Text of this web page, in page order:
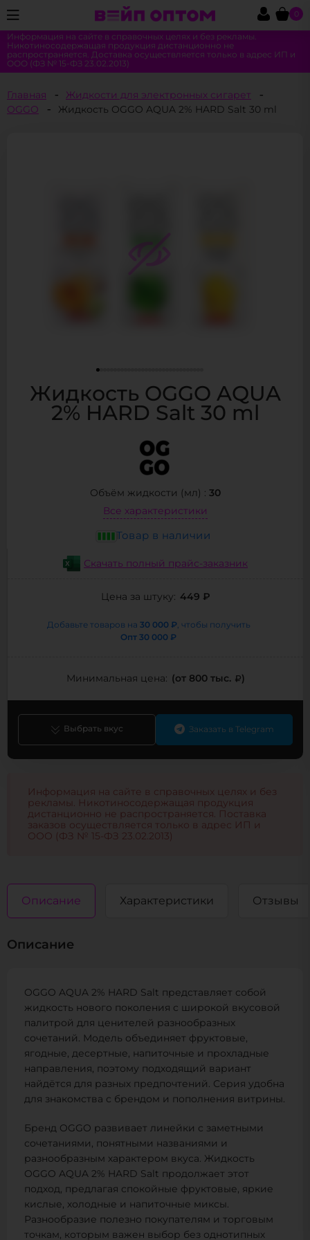
0
Информация на сайте в справочных целях и без рекламы.
Никотиносодержащая продукция дистанционно не
распространяется. Доставка осуществляется только в адрес ИП и
ООО (ФЗ № 15-ФЗ 23.02.2013)
Главная
Жидкости для электронных сигарет
OGGO
Жидкость OGGO AQUA 2% HARD Salt 30 ml
Жидкость OGGO AQUA
2% HARD Salt 30 ml
Объём жидкости (мл) : 30
Все характеристики
Товар в наличии
Скачать полный прайс-заказник
Цена за штуку: 449 ₽
Добавьте товаров на 30 000 ₽, чтобы получить
Опт30 000 ₽
Минимальная цена: (от 800 тыс. )
Выбрать вкус Заказать в Telegram
Информация на сайте в справочных целях и без
рекламы. Никотиносодержащая продукция
дистанционно не распространяется. Поставка
заказов осуществляется только в адрес ИП и
ООО (ФЗ № 15-ФЗ 23.02.2013)
Описание Характеристики Отзывы
Описание
OGGO AQUA 2% HARD Salt представляет собой
жидкость нового поколения с широкой вкусовой
палитрой для ценителей разнообразных
сочетаний. Модель объединяет фруктовые,
ягодные, десертные, напиточные и прохладные
направления, поэтому подходящий вариант
найдётся для разных предпочтений. Серия удобна
для знакомства с брендом и пополнения витрины.
Бренд OGGO развивает линейки с заметными
сочетаниями, понятными названиями и
разнообразным характером вкуса. Жидкость
OGGO AQUA 2% HARD Salt продолжает этот
подход, предлагая спокойные фруктовые, яркие
кислые, холодные и напиточные миксы.
Разнообразие полезно покупателям и торговым
точкам, которым важен выбор без однотипных